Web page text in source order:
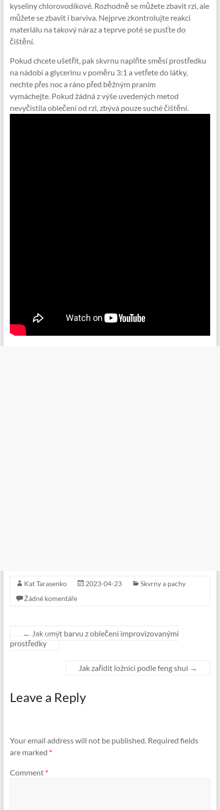
kyseliny chlorovodíkové. Rozhodně se můžete zbavit rzi, ale
můžete se zbavit i barviva. Nejprve zkontrolujte reakci
materiálu na takový náraz a teprve poté se pusťte do
čištění.
Pokud chcete ušetřit, pak skvrnu naplňte směsí prostředku
na nádobí a glycerinu v poměru 3:1 a vetřete do látky,
nechte přes noc a ráno před běžným praním
vymáchejte. Pokud žádná z výše uvedených metod
nevyčistila oblečení od rzi, zbývá pouze suché čištění.
Kat Tarasenko 2023-04-23
Skvrny a pachy
Žádné komentáře
← Jak umýt barvu z oblečení improvizovanými
prostředky
Jak zařídit ložnici podle feng shui →
Leave a Reply
Your email address will not be published. Required fields
are marked *
Comment *